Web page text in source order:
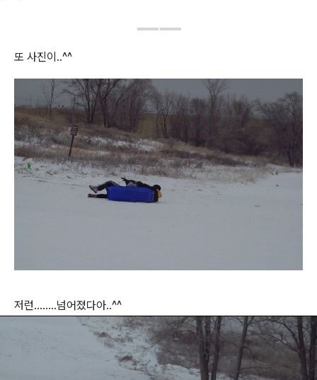
또 사진이..^^
저런........넘어졌다아..^^